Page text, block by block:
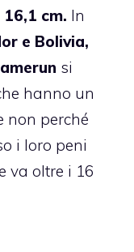
cm. In
e Bolivia,
si
hanno un
non perché
i loro peni
va oltre i 16